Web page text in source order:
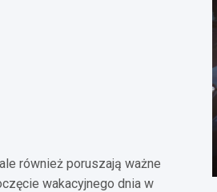
również poruszają ważne
wakacyjnego dnia w